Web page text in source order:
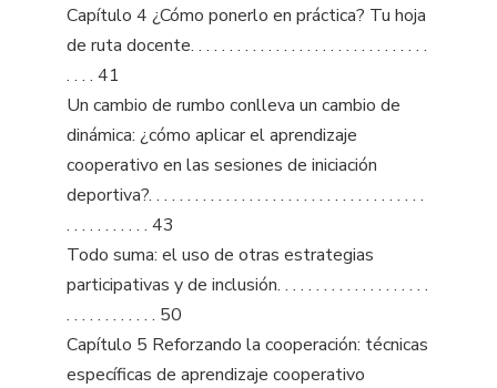
Capítulo 4 ¿Cómo ponerlo en práctica? Tu hoja
de ruta docente. . . . . . . . . . . . . . . . . . . . . . . . . . . . . . .
. . . . 41
Un cambio de rumbo conlleva un cambio de
dinámica: ¿cómo aplicar el aprendizaje
cooperativo en las sesiones de iniciación
deportiva?. . . . . . . . . . . . . . . . . . . . . . . . . . . . . . . . . . . .
. . . . . . . . . . . 43
Todo suma: el uso de otras estrategias
participativas y de inclusión. . . . . . . . . . . . . . . . . . . .
. . . . . . . . . . . . 50
Capítulo 5 Reforzando la cooperación: técnicas
específicas de aprendizaje cooperativo